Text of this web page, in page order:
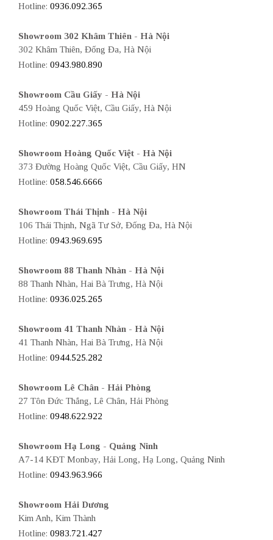
Hotline: 0936.092.365
Showroom 302 Khâm Thiên - Hà Nội
302 Khâm Thiên, Đống Đa, Hà Nội
Hotline: 0943.980.890
Showroom Cầu Giấy - Hà Nội
459 Hoàng Quốc Việt, Cầu Giấy, Hà Nội
Hotline: 0902.227.365
Showroom Hoàng Quốc Việt - Hà Nội
373 Đường Hoàng Quốc Việt, Cầu Giấy, HN
Hotline: 058.546.6666
Showroom Thái Thịnh - Hà Nội
106 Thái Thịnh, Ngã Tư Sở, Đống Đa, Hà Nội
Hotline: 0943.969.695
Showroom 88 Thanh Nhàn - Hà Nội
88 Thanh Nhàn, Hai Bà Trưng, Hà Nội
Hotline: 0936.025.265
Showroom 41 Thanh Nhàn - Hà Nội
41 Thanh Nhàn, Hai Bà Trưng, Hà Nội
Hotline: 0944.525.282
Showroom Lê Chân - Hải Phòng
27 Tôn Đức Thắng, Lê Chân, Hải Phòng
Hotline: 0948.622.922
Showroom Hạ Long - Quảng Ninh
A7-14 KĐT Monbay, Hải Long, Hạ Long, Quảng Ninh
Hotline: 0943.963.966
Showroom Hải Dương
Kim Anh, Kim Thành
Hotline: 0983.721.427